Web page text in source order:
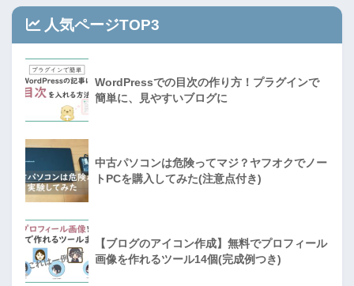
人気ページTOP3
WordPressでの目次の作り方！プラグインで
簡単に、見やすいブログに
中古パソコンは危険ってマジ？ヤフオクでノー
トPCを購入してみた(注意点付き)
【ブログのアイコン作成】無料でプロフィール
画像を作れるツール14個(完成例つき)